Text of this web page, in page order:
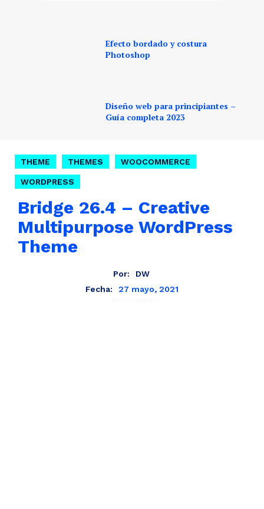
Efecto bordado y costura
Photoshop
Diseño web para principiantes –
Guía completa 2023
THEME THEMES WOOCOMMERCE
WORDPRESS
Bridge 26.4 – Creative
Multipurpose WordPress
Theme
Por:
DW
Fecha:
27 mayo, 2021